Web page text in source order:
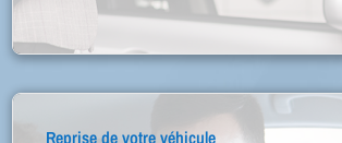
Reprise de votre véhicule